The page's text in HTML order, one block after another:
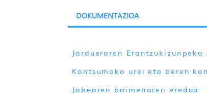
DOKUMENTAZIOA
Jardueraren
Kontsumoko urei eta beren
Jabearen baimenaren eredua